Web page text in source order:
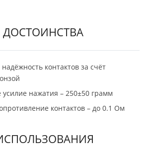
контактов за счёт
нажатия – 250±50 грамм
контактов – до 0.1 Ом